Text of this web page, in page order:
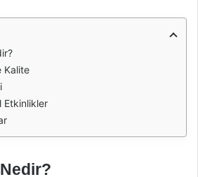
Kalite
Etkinlikler